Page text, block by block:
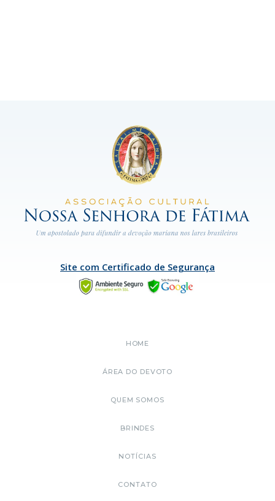
Site com Certificado de Segurança
HOME
ÁREA DO DEVOTO
QUEM SOMOS
BRINDES
NOTÍCIAS
CONTATO